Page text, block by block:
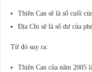
Thiên Can sẽ là số cuối
Địa Chi sẽ là số dư của
Từ đó suy ra:
Thiên Can của năm 2005